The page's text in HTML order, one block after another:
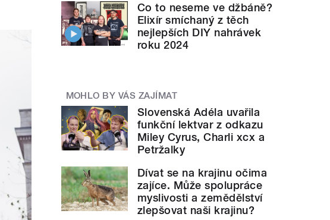
Co to neseme ve džbáně?
Elixír smíchaný z těch
nejlepších DIY nahrávek
roku 2024
MOHLO BY VÁS ZAJÍMAT
Slovenská Adéla uvařila
funkční lektvar z odkazu
Miley Cyrus, Charli xcx a
Petržalky
Dívat se na krajinu očima
zajíce. Může spolupráce
myslivosti a zemědělství
zlepšovat naši krajinu?